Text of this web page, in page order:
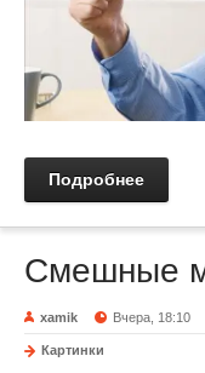
Подробнее
Смешные
xamik Вчера, 18:10
Картинки